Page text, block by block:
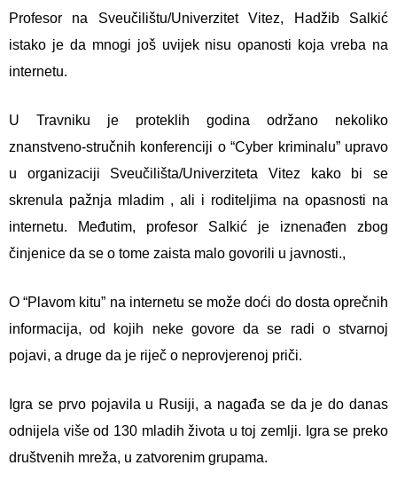
Profesor na Sveučilištu/Univerzitet Vitez, Hadžib Salkić
istako je da mnogi još uvijek nisu opanosti koja vreba na
internetu.
U Travniku je proteklih godina održano nekoliko
znanstveno-stručnih konferenciji o “Cyber kriminalu” upravo
u organizaciji Sveučilišta/Univerziteta Vitez kako bi se
skrenula pažnja mladim , ali i roditeljima na opasnosti na
internetu. Međutim, profesor Salkić je iznenađen zbog
činjenice da se o tome zaista malo govorili u javnosti.,
O “Plavom kitu” na internetu se može doći do dosta oprečnih
informacija, od kojih neke govore da se radi o stvarnoj
pojavi, a druge da je riječ o neprovjerenoj priči.
Igra se prvo pojavila u Rusiji, a nagađa se da je do danas
odnijela više od 130 mladih života u toj zemlji. Igra se preko
društvenih mreža, u zatvorenim grupama.